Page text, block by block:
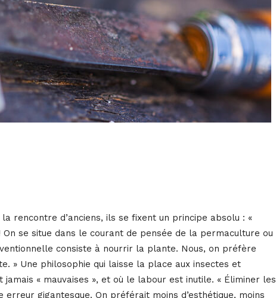
rencontre d’anciens, ils se fixent un principe absolu : «
On se situe dans le courant de pensée de la permaculture ou
consiste à nourrir la plante. Nous, on préfère
» Une philosophie qui laisse la place aux insectes et
« mauvaises », et où le labour est inutile. « Éliminer les
erreur gigantesque. On préférait moins d’esthétique, moins